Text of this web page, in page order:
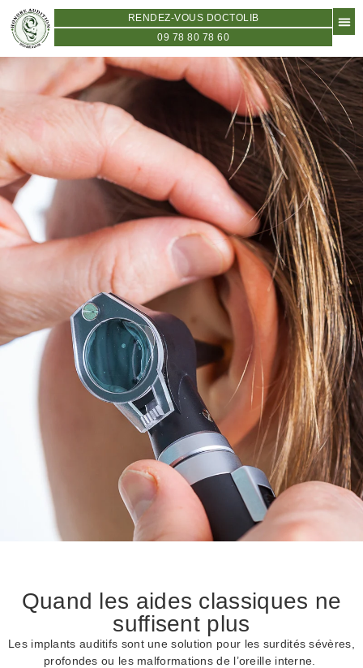
RENDEZ-VOUS DOCTOLIB
09 78 80 78 60
Quand les aides classiques ne
suffisent plus
Les implants auditifs sont une solution pour les surdités sévères,
profondes ou les malformations de l’oreille interne.